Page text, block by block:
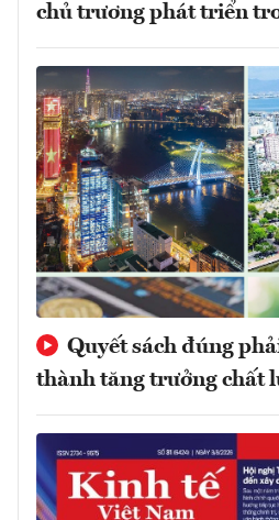
chủ trương phát triển
Quyết sách đúng
thành tăng trưởng chất